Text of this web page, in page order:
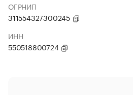
ОГРНИП
311554327300245
ИНН
550518800724